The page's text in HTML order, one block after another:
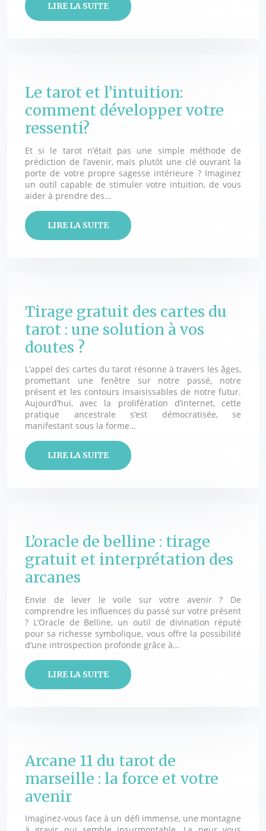
LIRE LA SUITE
Le tarot et l’intuition:
comment développer votre
ressenti?
Et si le tarot n’était pas une simple méthode de
prédiction de l’avenir, mais plutôt une clé ouvrant la
porte de votre propre sagesse intérieure ? Imaginez
un outil capable de stimuler votre intuition, de vous
aider à prendre des…
LIRE LA SUITE
Tirage gratuit des cartes du
tarot : une solution à vos
doutes ?
L’appel des cartes du tarot résonne à travers les âges,
promettant une fenêtre sur notre passé, notre
présent et les contours insaisissables de notre futur.
Aujourd’hui, avec la prolifération d’internet, cette
pratique ancestrale s’est démocratisée, se
manifestant sous la forme…
LIRE LA SUITE
L’oracle de belline : tirage
gratuit et interprétation des
arcanes
Envie de lever le voile sur votre avenir ? De
comprendre les influences du passé sur votre présent
? L’Oracle de Belline, un outil de divination réputé
pour sa richesse symbolique, vous offre la possibilité
d’une introspection profonde grâce à…
LIRE LA SUITE
Arcane 11 du tarot de
marseille : la force et votre
avenir
Imaginez-vous face à un défi immense, une montagne